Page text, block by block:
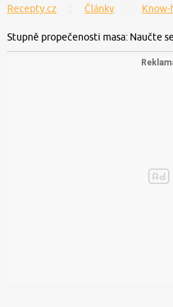
Recepty.cz Články Know-
Stupně propečenosti masa: Naučte